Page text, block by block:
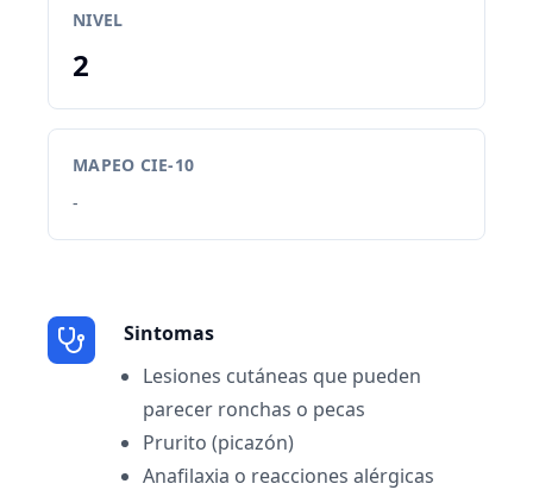
NIVEL
2
MAPEO CIE-10
-
Sintomas
Lesiones cutáneas que pueden
parecer ronchas o pecas
Prurito (picazón)
Anafilaxia o reacciones alérgicas